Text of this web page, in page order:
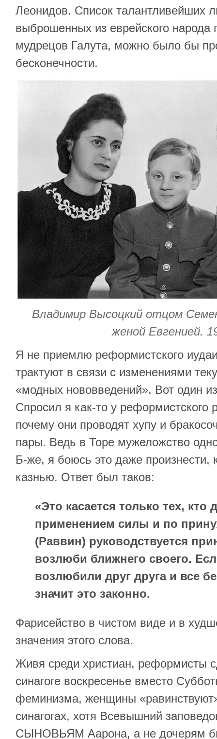
Леонидов. Список талантливейших
выброшенных из еврейского народа
мудрецов Галута, можно было бы
бесконечности.
Владимир Высоцкий отцом
женой Евгенией.
Я не приемлю реформистского
трактуют в связи с изменениями
«модных нововведений». Вот один
Спросил я как-то у реформистского
почему они проводят хупу и
пары. Ведь в Торе мужеложство
Б-же, я боюсь это даже произнести,
казнью. Ответ был таков:
«Это касается только тех, кто
применением силы и по
(Раввин) руководствуется
возлюби ближнего своего.
возлюбили друг друга и все
значит это законно.
Фарисейство в чистом виде и в
значения этого слова.
Живя среди христиан, реформисты
синагоге воскресенье вместо
феминизма, женщины
синагогах, хотя Всевышний
СЫНОВЬЯМ Аарона, а не дочерям